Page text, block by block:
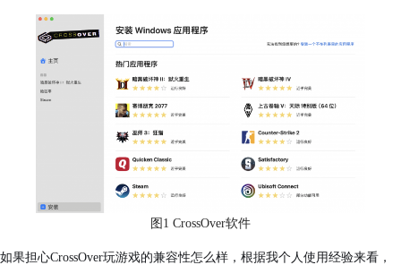
图1 CrossOver软件
如果担心CrossOver玩游戏的兼容性怎么样，根据我个人使用经验来看，